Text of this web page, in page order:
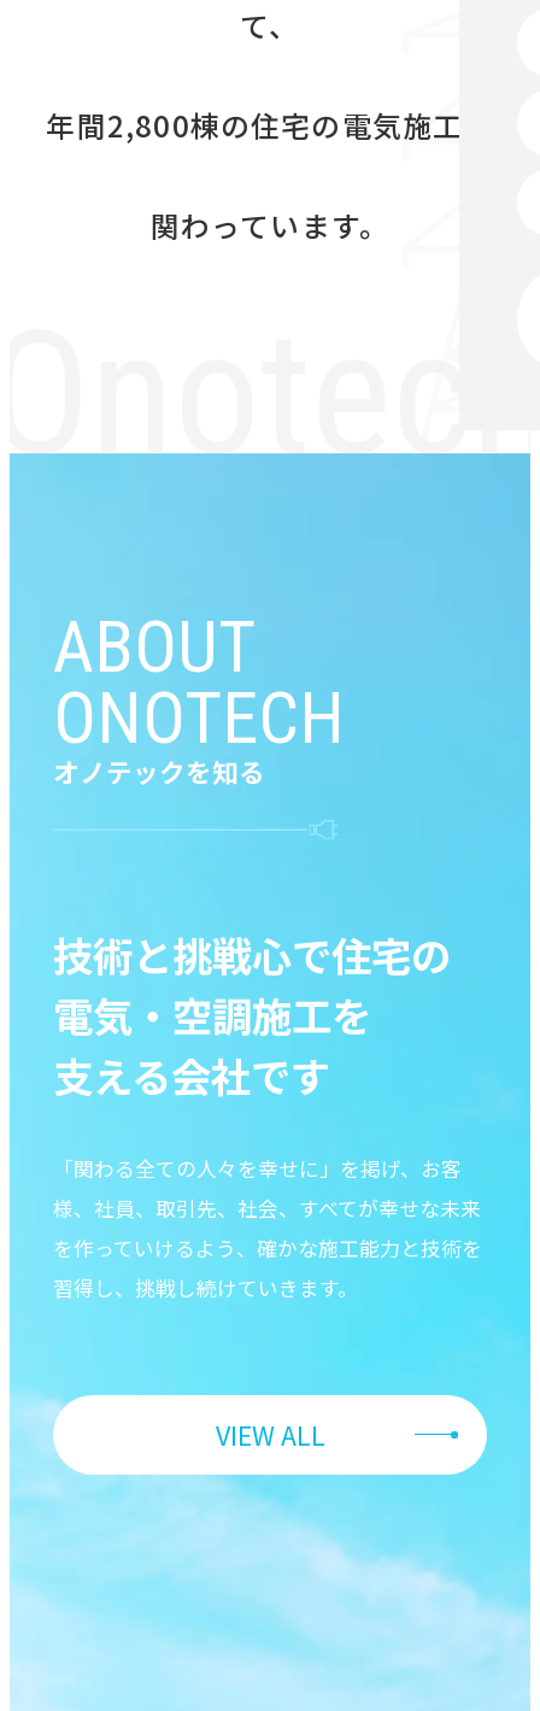
て、
年間2,800棟の住宅の電気施工に
関わっています。
ABOUT
ONOTECH
オノテックを知る
技術と挑戦心で住宅の
電気・空調施工を
支える会社です
「関わる全ての人々を幸せに」を掲げ、お客
様、社員、取引先、社会、すべてが幸せな未来
を作っていけるよう、確かな施工能力と技術を
習得し、挑戦し続けていきます。
VIEW ALL